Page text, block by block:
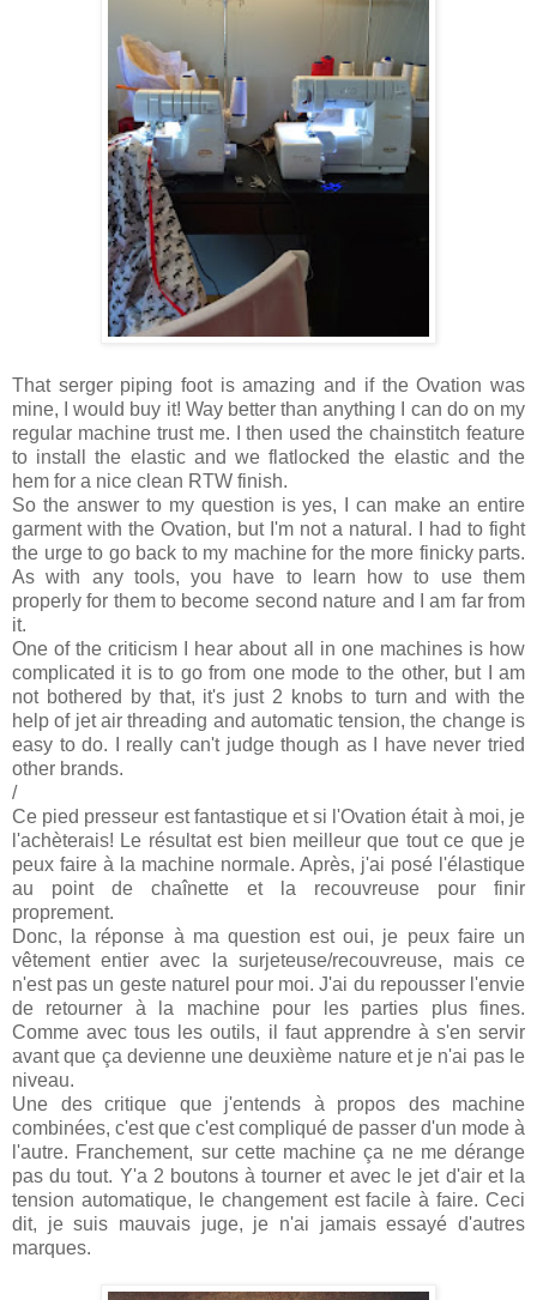
That serger piping foot is amazing and if the Ovation was
mine, I would buy it! Way better than anything I can do on my
regular machine trust me. I then used the chainstitch feature
to install the elastic and we flatlocked the elastic and the
hem for a nice clean RTW finish.
So the answer to my question is yes, I can make an entire
garment with the Ovation, but I'm not a natural. I had to fight
the urge to go back to my machine for the more finicky parts.
As with any tools, you have to learn how to use them
properly for them to become second nature and I am far from
it.
One of the criticism I hear about all in one machines is how
complicated it is to go from one mode to the other, but I am
not bothered by that, it's just 2 knobs to turn and with the
help of jet air threading and automatic tension, the change is
easy to do. I really can't judge though as I have never tried
other brands.
/
Ce pied presseur est fantastique et si l'Ovation était à moi, je
l'achèterais! Le résultat est bien meilleur que tout ce que je
peux faire à la machine normale. Après, j'ai posé l'élastique
au point de chaînette et la recouvreuse pour finir
proprement.
Donc, la réponse à ma question est oui, je peux faire un
vêtement entier avec la surjeteuse/recouvreuse, mais ce
n'est pas un geste naturel pour moi. J'ai du repousser l'envie
de retourner à la machine pour les parties plus fines.
Comme avec tous les outils, il faut apprendre à s'en servir
avant que ça devienne une deuxième nature et je n'ai pas le
niveau.
Une des critique que j'entends à propos des machine
combinées, c'est que c'est compliqué de passer d'un mode à
l'autre. Franchement, sur cette machine ça ne me dérange
pas du tout. Y'a 2 boutons à tourner et avec le jet d'air et la
tension automatique, le changement est facile à faire. Ceci
dit, je suis mauvais juge, je n'ai jamais essayé d'autres
marques.